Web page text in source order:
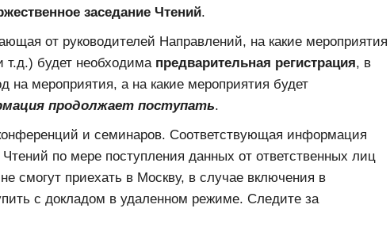
заседание Чтений.
от руководителей Направлений, на какие мероприятия
будет необходимапредварительная регистрация, в
на мероприятия, а на какие мероприятия будет
продолжает поступать.
и семинаров. Соответствующая информация
по мере поступления данных от ответственных лиц
смогут приехать в Москву, в случае включения в
с докладом в удаленном режиме. Следите за